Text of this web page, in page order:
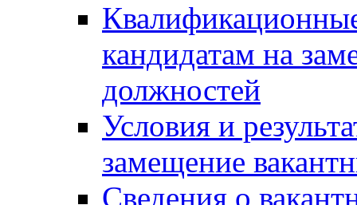
кандидатам на
должностей
Условия и
замещение
Сведения о